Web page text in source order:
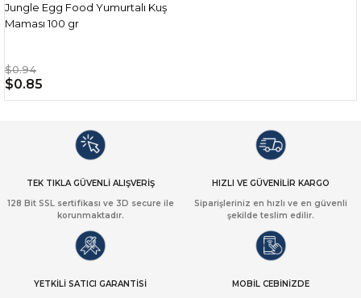
Jungle Egg Food Yumurtalı Kuş
Maması 100 gr
$0.94
$0.85
TEK TIKLA GÜVENLİ ALIŞVERİŞ
128 Bit SSL sertifikası ve 3D secure ile
korunmaktadır.
HIZLI VE GÜVENİLİR KARGO
Siparişleriniz en hızlı ve en güvenli
şekilde teslim edilir.
YETKİLİ SATICI GARANTİSİ
MOBİL CEBİNİZDE